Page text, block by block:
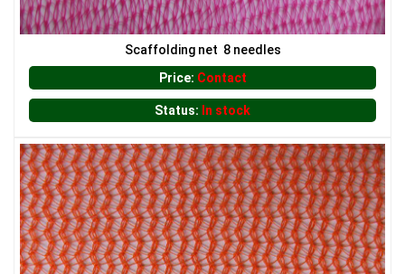
LƯỚI HÀNG RÀO HÌNH VUÔNG
Scaffolding net 8 needles
Price: Contact
Status: In stock